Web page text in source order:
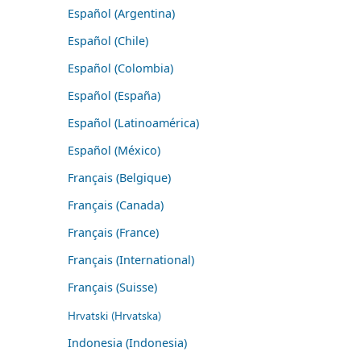
Español (Argentina)
Español (Chile)
Español (Colombia)
Español (España)
Español (Latinoamérica)
Español (México)
Français (Belgique)
Français (Canada)
Français (France)
Français (International)
Français (Suisse)
Hrvatski (Hrvatska)
Indonesia (Indonesia)